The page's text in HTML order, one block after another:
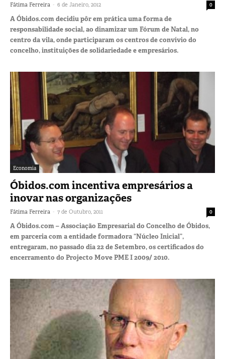
Fátima Ferreira - 6 de Janeiro, 2012 0
A Óbidos.com decidiu pôr em prática uma forma de
responsabilidade social, ao dinamizar um Fórum de Natal, no
centro da vila, onde participaram os centros de convívio do
concelho, instituições de solidariedade e empresários.
Economia
Óbidos.com incentiva empresários a
inovar nas organizações
Fátima Ferreira - 7 de Outubro, 2011 0
A Óbidos.com – Associação Empresarial do Concelho de Óbidos,
em parceria com a entidade formadora “Núcleo Inicial”,
entregaram, no passado dia 22 de Setembro, os certificados do
encerramento do Projecto Move PME I 2009/ 2010.